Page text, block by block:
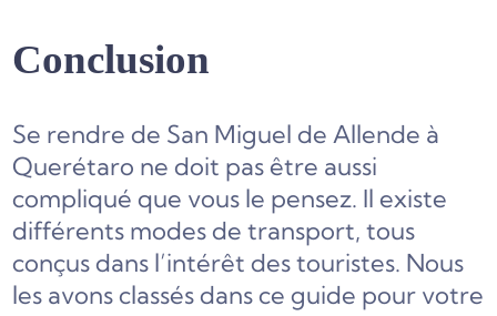
Conclusion
Se rendre de San Miguel de Allende à
Querétaro ne doit pas être aussi
compliqué que vous le pensez. Il existe
différents modes de transport, tous
conçus dans l’intérêt des touristes. Nous
les avons classés dans ce guide pour votre